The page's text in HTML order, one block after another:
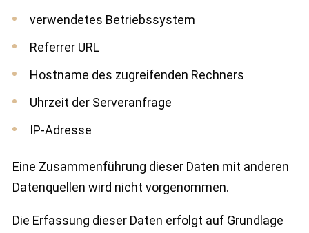
verwendetes Betriebssystem
Referrer URL
Hostname des zugreifenden Rechners
Uhrzeit der Serveranfrage
IP-Adresse
Eine Zusammenführung dieser Daten mit anderen
Datenquellen wird nicht vorgenommen.
Die Erfassung dieser Daten erfolgt auf Grundlage